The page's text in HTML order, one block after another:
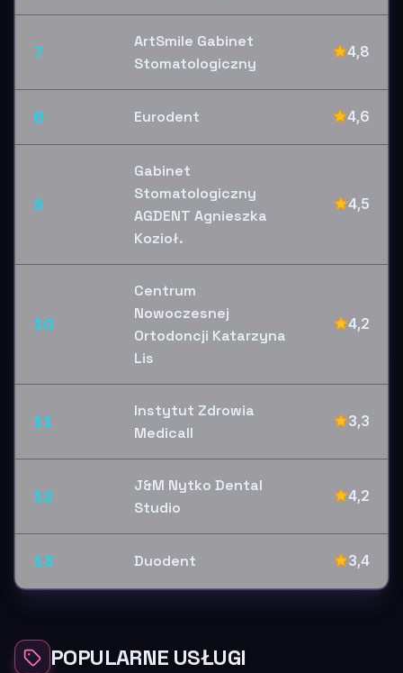
7
ArtSmile Gabinet
Stomatologiczny
4,8
8 Eurodent 4,6
9
Gabinet
Stomatologiczny
AGDENT Agnieszka
Kozioł.
4,5
10
Centrum
Nowoczesnej
Ortodoncji Katarzyna
Lis
4,2
11
Instytut Zdrowia
Medicall
3,3
12
J&M Nytko Dental
Studio
4,2
13 Duodent 3,4
POPULARNE USŁUGI